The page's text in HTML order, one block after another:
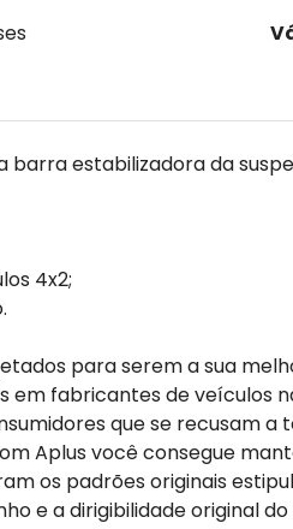
barra estabilizadora da
4x2;
para serem a sua
em fabricantes de veículos
que se recusam
Aplus você consegue
os padrões originais
e a dirigibilidade original